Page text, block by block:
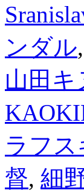
ンダル,
山田キ
ラフ
督, 細